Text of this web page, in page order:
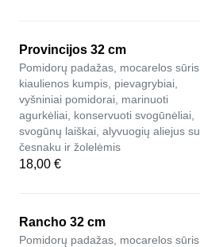
Provincijos 32 cm
Pomidorų padažas, mocarelos sūris,
kiaulienos kumpis, pievagrybiai,
vyšniniai pomidorai, marinuoti
agurkėliai, konservuoti svogūnėliai,
svogūnų laiškai, alyvuogių aliejus su
česnaku ir žolelėmis
18,00 €
Rancho 32 cm
Pomidorų padažas, mocarelos sūris,